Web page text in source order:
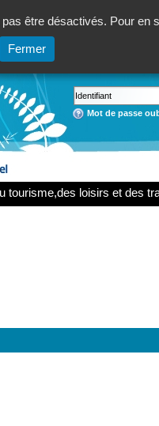
être désactivés. Pour en
Fermer
Mot de passe
tourisme,des loisirs et des